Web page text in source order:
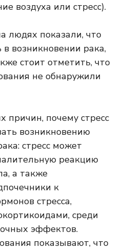
воздуха или стресс).
людях показали, что
в возникновении рака,
стоит отметить, что
не обнаружили
причин, почему стресс
возникновению
стресс может
реакцию
а также
к
стресса,
среди
эффектов.
показывают, что